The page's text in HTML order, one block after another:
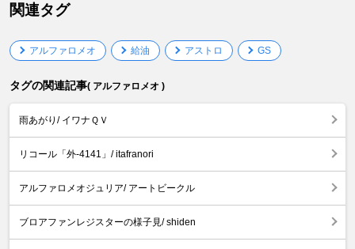
関連タグ
アルファロメオ 給油 アストロ GS
タグの関連記事( アルファロメオ )
雨あがり/ イワナＱＶ
リコール「外-4141」/ itafranori
アルファロメオジュリア/ アートビークル
ブロアファンレジスターの様子見/ shiden